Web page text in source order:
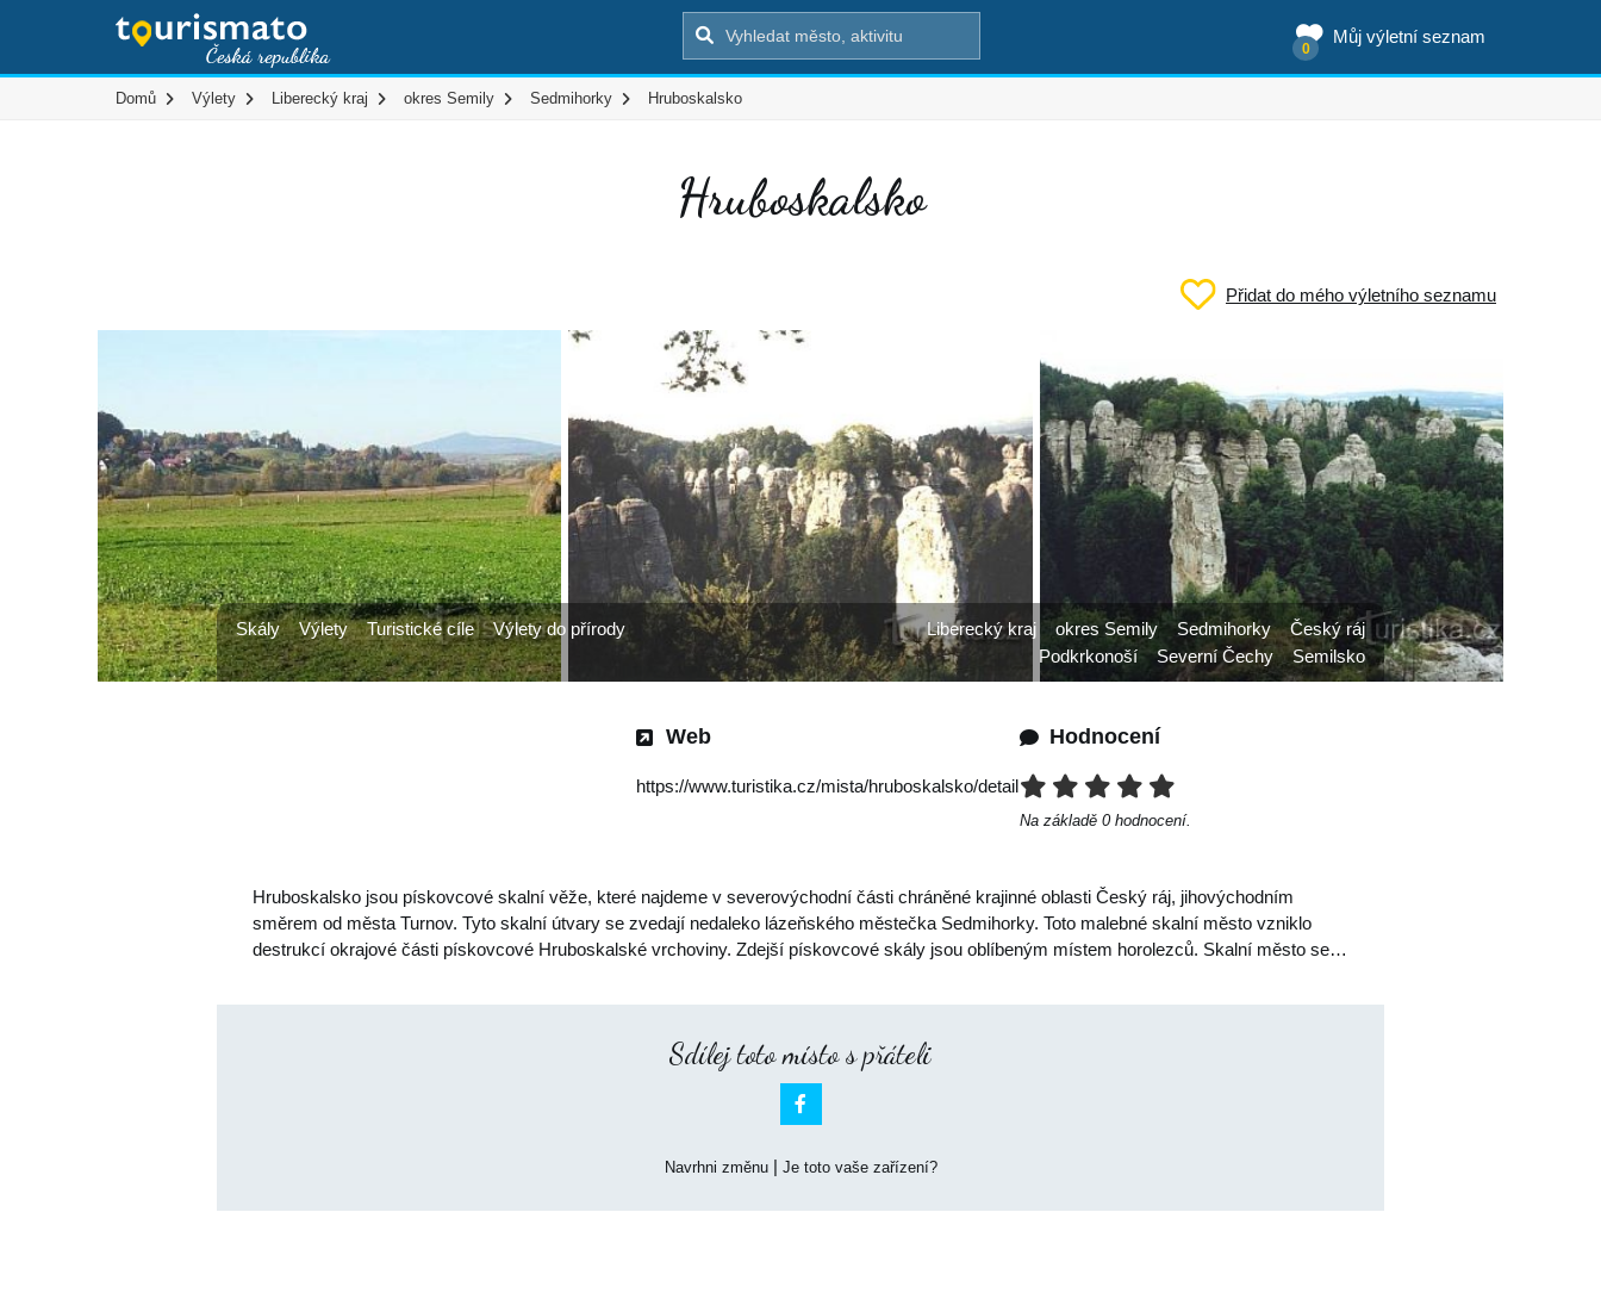
Můj výletní seznam
0
Domů Výlety Liberecký kraj okres Semily Sedmihorky Hruboskalsko
Hruboskalsko
Přidat do mého výletního seznamu
Web
https://www.turistika.cz/mista/hruboskalsko/detail
Hodnocení
Na základě 0 hodnocení.
Hruboskalsko jsou pískovcové skalní věže, které najdeme v severovýchodní části chráněné krajinné oblasti Český ráj, jihovýchodním
směrem od města Turnov. Tyto skalní útvary se zvedají nedaleko lázeňského městečka Sedmihorky. Toto malebné skalní město vzniklo
destrukcí okrajové části pískovcové Hruboskalské vrchoviny. Zdejší pískovcové skály jsou oblíbeným místem horolezců. Skalní město se…
Skály Výlety Turistické cíle Výlety do přírody Liberecký kraj okres Semily Sedmihorky
Český ráj
Podkrkonoší
Severní Čechy Semilsko
Sdílej toto místo s přáteli

Navrhni změnu| Je toto vaše zařízení?